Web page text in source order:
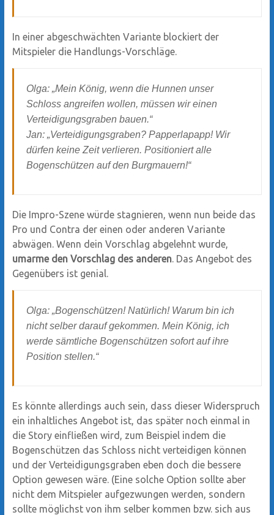
In einer abgeschwächten Variante blockiert der
Mitspieler die Handlungs-Vorschläge.
Olga: „Mein König, wenn die Hunnen unser
Schloss angreifen wollen, müssen wir einen
Verteidigungsgraben bauen.“
Jan: „Verteidigungsgraben? Papperlapapp! Wir
dürfen keine Zeit verlieren. Positioniert alle
Bogenschützen auf den Burgmauern!“
Die Impro-Szene würde stagnieren, wenn nun beide das
Pro und Contra der einen oder anderen Variante
abwägen. Wenn dein Vorschlag abgelehnt wurde,
umarme den Vorschlag des anderen. Das Angebot des
Gegenübers ist genial.
Olga: „Bogenschützen! Natürlich! Warum bin ich
nicht selber darauf gekommen. Mein König, ich
werde sämtliche Bogenschützen sofort auf ihre
Position stellen.“
Es könnte allerdings auch sein, dass dieser Widerspruch
ein inhaltliches Angebot ist, das später noch einmal in
die Story einfließen wird, zum Beispiel indem die
Bogenschützen das Schloss nicht verteidigen können
und der Verteidigungsgraben eben doch die bessere
Option gewesen wäre. (Eine solche Option sollte aber
nicht dem Mitspieler aufgezwungen werden, sondern
sollte möglichst von ihm selber kommen bzw. sich aus